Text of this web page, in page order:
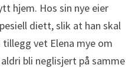
hjem. Hos sin nye eier
diett, slik at han skal
vet Elena mye om
bli neglisjert på samme